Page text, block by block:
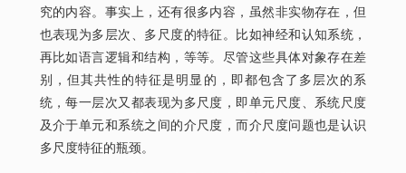
究的内容。事实上，还有很多内容，虽然非实物存在，但
也表现为多层次、多尺度的特征。比如神经和认知系统，
再比如语言逻辑和结构，等等。尽管这些具体对象存在差
别，但其共性的特征是明显的，即都包含了多层次的系
统，每一层次又都表现为多尺度，即单元尺度、系统尺度
及介于单元和系统之间的介尺度，而介尺度问题也是认识
多尺度特征的瓶颈。